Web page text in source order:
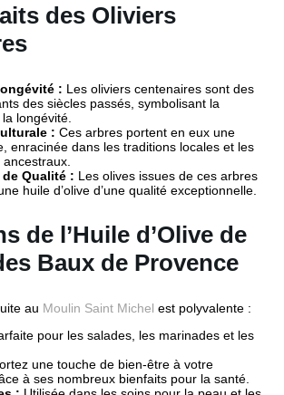
des Oliviers
: Les oliviers centenaires sont des
des siècles passés, symbolisant la
longévité.
: Ces arbres portent en eux une
enracinée dans les traditions locales et les
Qualité : Les olives issues de ces arbres
huile d’olive d’une qualité exceptionnelle.
de l’Huile d’Olive de
Baux de Provence
au Moulin Saint Michel est polyvalente :
pour les salades, les marinades et les
une touche de bien-être à votre
à ses nombreux bienfaits pour la santé.